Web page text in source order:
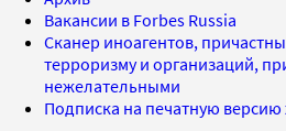
Вакансии в Forbes Russia
Сканер иноагентов,
терроризму и организаций,
нежелательными
Подписка на печатную